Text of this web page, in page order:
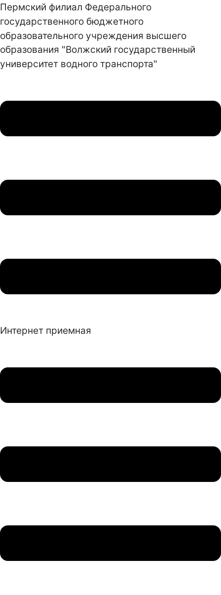
Пермский филиал Федерального
государственного бюджетного
образовательного учреждения высшего
образования "Волжский государственный
университет водного транспорта"
Интернет приемная